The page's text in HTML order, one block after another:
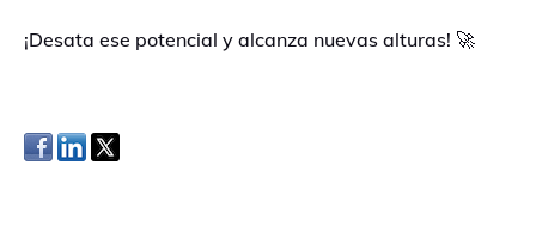
¡Desata ese potencial y alcanza nuevas alturas! 🚀